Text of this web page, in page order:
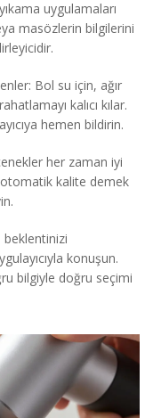
uygulamaları
masözlerin bilgilerini
Bol su için, ağır
kalıcı kılar.
hemen bildirin.
her zaman iyi
kalite demek
beklentinizi
konuşun.
bilgiyle doğru seçimi